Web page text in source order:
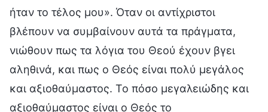
ήταν το τέλος μου». Όταν οι αντίχριστοι
βλέπουν να συμβαίνουν αυτά τα πράγματα,
νιώθουν πως τα λόγια του Θεού έχουν βγει
αληθινά, και πως ο Θεός είναι πολύ μεγάλος
και αξιοθαύμαστος. Το πόσο μεγαλειώδης και
αξιοθαύμαστος είναι ο Θεός το